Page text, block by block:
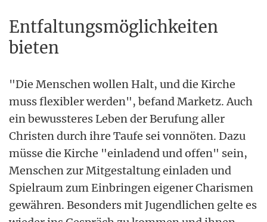
Entfaltungsmöglichkeiten
bieten
"Die Menschen wollen Halt, und die Kirche
muss flexibler werden", befand Marketz. Auch
ein bewussteres Leben der Berufung aller
Christen durch ihre Taufe sei vonnöten. Dazu
müsse die Kirche "einladend und offen" sein,
Menschen zur Mitgestaltung einladen und
Spielraum zum Einbringen eigener Charismen
gewähren. Besonders mit Jugendlichen gelte es